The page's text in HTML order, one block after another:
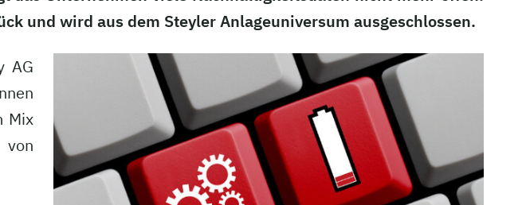
und wird aus dem Steyler Anlageuniversum ausgeschlossen.
AG
Mix
von